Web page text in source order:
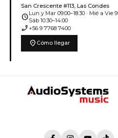
San Crescente #113, Las Condes
scheduleLun y Mar 09:00–18:30 · Mié a Vie
Sáb 10:30–14:00
phone_enabled +56 9 7768 7400
location_on Cómo llegar